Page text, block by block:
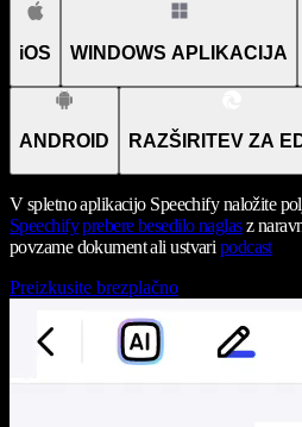
iOS WINDOWS APLIKACIJA
ANDROID RAZŠIRITEV ZA
V spletno aplikacijo Speechify naložite
Speechify prebere besedilo naglasz
povzame dokument ali ustvari podcast
Preizkusite brezplačno